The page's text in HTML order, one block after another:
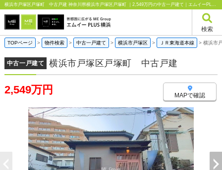
横浜市戸塚区戸塚町 中古戸建 神奈川県横浜市戸塚区戸塚町 ｜2,549万円の中古一戸建て｜エムイーPLUS横浜
検索
TOPページ > 物件検索 > 中古一戸建て > 横浜市戸塚区 > ＪＲ東海道本線 > 横浜市
中古一戸建て 横浜市戸塚区戸塚町 中古戸建
2,549万円 MAPで確認